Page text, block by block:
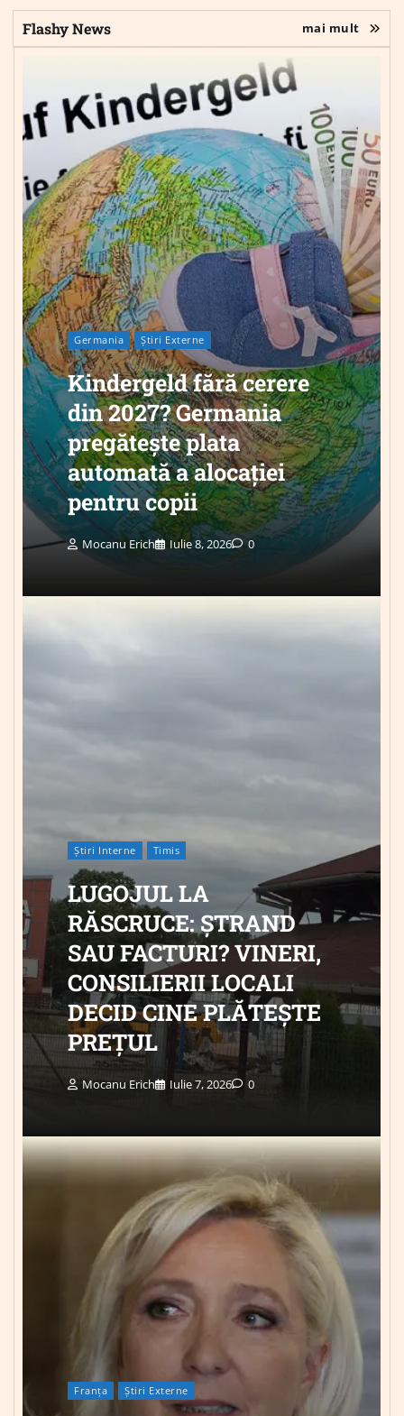
Flashy News mai mult
Germania Știri Externe
Kindergeld fără cerere
din 2027? Germania
pregătește plata
automată a alocației
pentru copii
Mocanu Erich Iulie 8, 2026 0
Știri Interne Timis
LUGOJUL LA
RĂSCRUCE: ȘTRAND
SAU FACTURI? VINERI,
CONSILIERII LOCALI
DECID CINE PLĂTEȘTE
PREȚUL
Mocanu Erich Iulie 7, 2026 0
Franța Știri Externe